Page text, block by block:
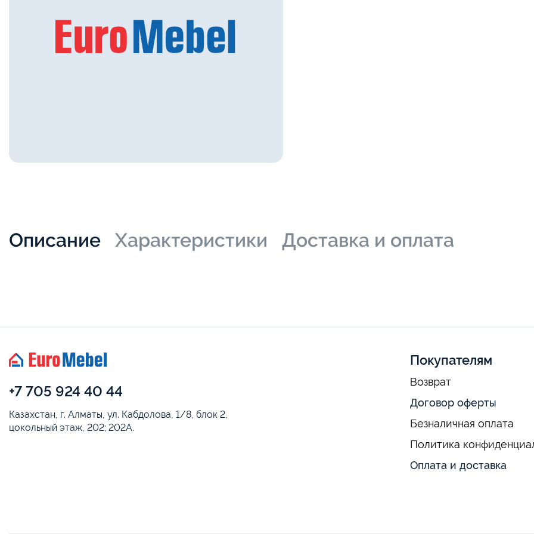
Описание Характеристики Доставка и оплата
+7 705 924 40 44
Казахстан, г. Алматы, ул. Кабдолова, 1/8, блок 2,
цокольный этаж, 202; 202А.
Покупателям
Возврат
Договор оферты
Безналичная оплата
Политика
Оплата и доставка